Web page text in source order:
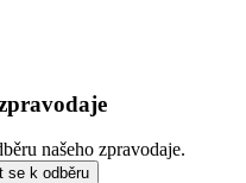
našeho zpravodaje.
se k odběru